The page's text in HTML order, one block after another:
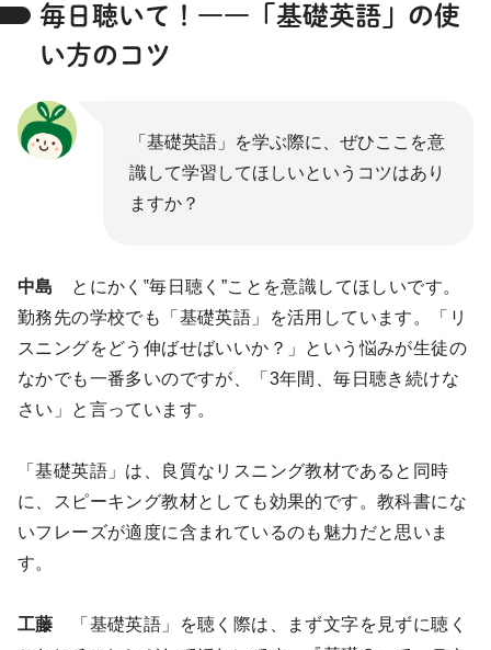
毎日聴いて！――「基礎英語」の使
い方のコツ
「基礎英語」を学ぶ際に、ぜひここを意
識して学習してほしいというコツはあり
ますか？
中島
とにかく‟毎日聴く”ことを意識してほしいです。
勤務先の学校でも「基礎英語」を活用しています。「リ
スニングをどう伸ばせばいいか？」という悩みが生徒の
なかでも一番多いのですが、「3年間、毎日聴き続けな
さい」と言っています。
「基礎英語」は、良質なリスニング教材であると同時
に、スピーキング教材としても効果的です。教科書にな
いフレーズが適度に含まれているのも魅力だと思いま
す。
工藤 「基礎英語」を聴く際は、まず文字を見ずに聴く